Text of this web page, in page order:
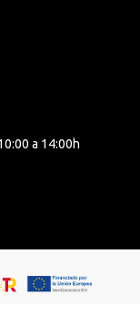
a 14:00h